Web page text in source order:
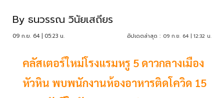
By ธนวรรณ วินัยเสถียร
09 ก.ย. 64 | 05:23 น. อัปเดตล่าสุด : 09 ก.ย. 64 | 12:32 น.
คลัสเตอร์ใหม่โรงแรมหรู 5 ดาวกลางเมือง
หัวหิน พบพนักงานห้องอาหารติดโควิด 15